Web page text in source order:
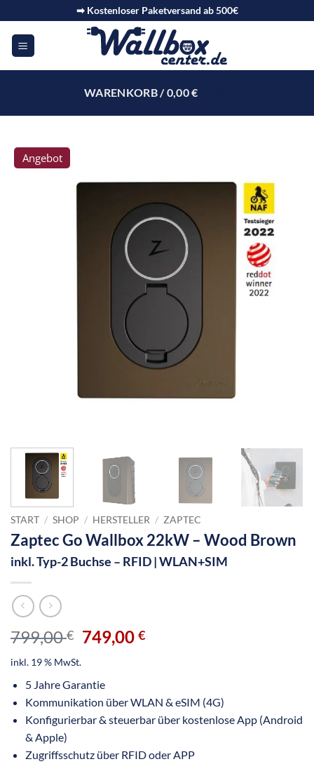
➡ Kostenloser Paketversand ab 500€
WARENKORB /0,00€
Angebot
START / SHOP / HERSTELLER / ZAPTEC
Zaptec Go Wallbox 22kW – Wood Brown
inkl. Typ-2 Buchse – RFID | WLAN+SIM
799,00€ 749,00€
inkl. 19 % MwSt.
5 Jahre Garantie
Kommunikation über WLAN & eSIM (4G)
Konfigurierbar & steuerbar über kostenlose App (Android
& Apple)
Zugriffsschutz über RFID oder APP